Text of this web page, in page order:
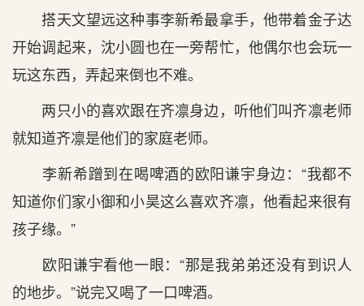
搭天文望远这种事李新希最拿手，他带着金子达
开始调起来，沈小圆也在一旁帮忙，他偶尔也会玩一
玩这东西，弄起来倒也不难。
两只小的喜欢跟在齐凛身边，听他们叫齐凛老师
就知道齐凛是他们的家庭老师。
李新希蹭到在喝啤酒的欧阳谦宇身边：“我都不
知道你们家小御和小昊这么喜欢齐凛，他看起来很有
孩子缘。”
欧阳谦宇看他一眼：“那是我弟弟还没有到识人
的地步。”说完又喝了一口啤酒。